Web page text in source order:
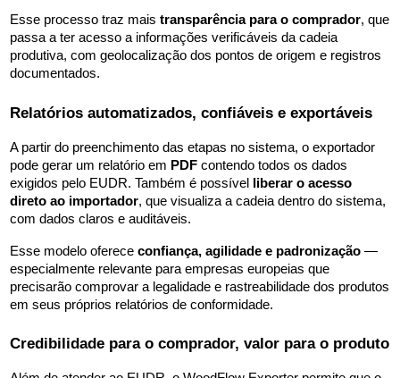
Esse processo traz mais transparência para o comprador, que
passa a ter acesso a informações verificáveis da cadeia
produtiva, com geolocalização dos pontos de origem e registros
documentados.
Relatórios automatizados, confiáveis e exportáveis
A partir do preenchimento das etapas no sistema, o exportador
pode gerar um relatório em PDF contendo todos os dados
exigidos pelo EUDR. Também é possível
liberar o acesso
direto ao importador, que visualiza a cadeia dentro do sistema,
com dados claros e auditáveis.
Esse modelo oferece confiança, agilidade e padronização —
especialmente relevante para empresas europeias que
precisarão comprovar a legalidade e rastreabilidade dos produtos
em seus próprios relatórios de conformidade.
Credibilidade para o comprador, valor para o produto